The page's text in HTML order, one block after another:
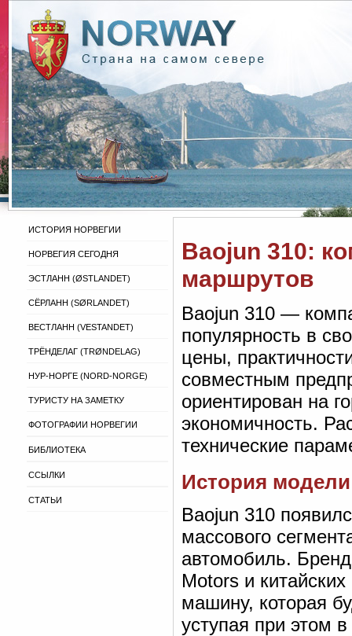
ИСТОРИЯ НОРВЕГИИ
НОРВЕГИЯ СЕГОДНЯ
ЭСТЛАНН (ØSTLANDET)
СЁРЛАНН (SØRLANDET)
ВЕСТЛАНН (VESTANDET)
ТРЁНДЕЛАГ (TRØNDELAG)
НУР-НОРГЕ (NORD-NORGE)
ТУРИСТУ НА ЗАМЕТКУ
ФОТОГРАФИИ НОРВЕГИИ
БИБЛИОТЕКА
ССЫЛКИ
СТАТЬИ
Baojun 310:
маршрутов
Baojun 310 —
популярность в
цены,
совместным
ориентирован на
экономичность.
технические
История
Baojun 310
массового
автомобиль.
Motors и
машину, которая
уступая при этом